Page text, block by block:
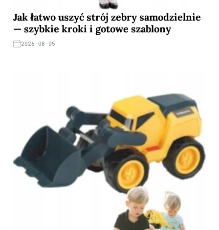
Jak łatwo uszyć strój zebry samodzielnie
— szybkie kroki i gotowe szablony
2026-08-05